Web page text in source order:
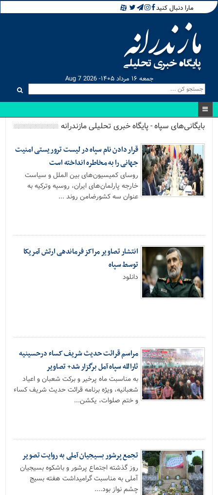
مارا دنبال کنید
جمعه ۱۶ مرداد ۱۴۰۵- Aug 7 2026
بایگانی‌های سپاه - پایگاه خبری تحلیلی مازندرانه
قرار دادن نام سپاه در لیست تروریستی امنیت
جهانی را به مخاطره انداخته است
روسای کمیسیون‌های بین الملل و سیاست
خارجه پارلمان‌های ایران، روسیه وترکیه به
عنوان سه کشورضامن روند ...
انتشار تصاویر مراکز فرماندهی ارتش آمریکا
توسط سپاه
دانلود
مراسم قرائت حدیث شریف کساء درحسینیه
ثارالله سپاه آمل برگزار شد+ تصاویر
به مناسبت ماه پرخیر و برکت شعبان و اعیاد
شعبانیه، ویژه برنامه قرائت حدیث شریف کساء
و ختم صلوات، یکشن...
تجمع پرشور بسیجیان آملی به روایت تصویر
روز گذشته اجتماع پرشور و باشکوه بسیجیان
آملی به مناسبت گرامیداشت هفته بسیج
چشم نواز بود....